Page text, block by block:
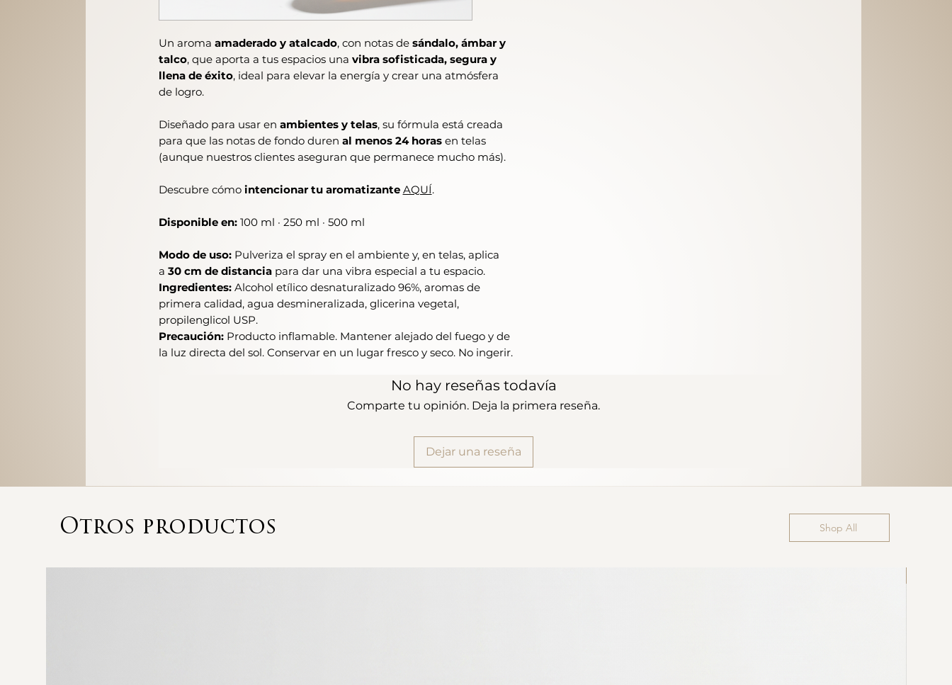
Un aroma amaderado y atalcado, con notas de sándalo, ámbar y
talco, que aporta a tus espacios una vibra sofisticada, segura y
llena de éxito, ideal para elevar la energía y crear una atmósfera
de logro.
Diseñado para usar en ambientes y telas, su fórmula está creada
para que las notas de fondo duren al menos 24 horasen telas
(aunque nuestros clientes aseguran que permanece mucho más).
Descubre cómo intencionar tu aromatizante AQUÍ.
Disponible en:100 ml · 250 ml · 500 ml
Modo de uso:Pulveriza el spray en el ambiente y, en telas, aplica
a 30 cm de distanciapara dar una vibra especial a tu espacio.
Ingredientes:Alcohol etílico desnaturalizado 96%, aromas de
primera calidad, agua desmineralizada, glicerina vegetal,
propilenglicol USP.
Precaución:Producto inflamable. Mantener alejado del fuego y de
la luz directa del sol. Conservar en un lugar fresco y seco. No ingerir.
No hay reseñas todavía
Comparte tu opinión. Deja la primera reseña.
Dejar una reseña
Otros productos Shop All